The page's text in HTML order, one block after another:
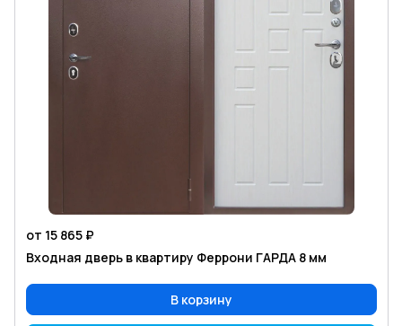
от 15 865 ₽
Входная дверь в квартиру Феррони ГАРДА 8 мм
В корзину